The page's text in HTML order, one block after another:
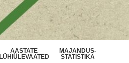
AASTATE
LÜHIÜLEVAATED
MAJANDUS-
STATISTIKA